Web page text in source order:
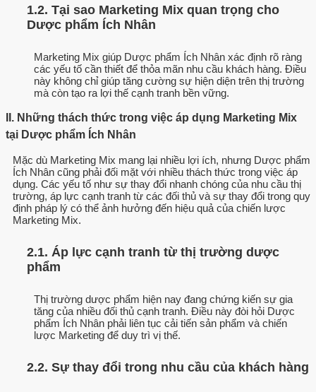
1.2. Tại sao Marketing Mix quan trọng cho
Dược phẩm Ích Nhân
Marketing Mix giúp Dược phẩm Ích Nhân xác định rõ ràng
các yếu tố cần thiết để thỏa mãn nhu cầu khách hàng. Điều
này không chỉ giúp tăng cường sự hiện diện trên thị trường
mà còn tạo ra lợi thế cạnh tranh bền vững.
II. Những thách thức trong việc áp dụng Marketing Mix
tại Dược phẩm Ích Nhân
Mặc dù Marketing Mix mang lại nhiều lợi ích, nhưng Dược phẩm
Ích Nhân cũng phải đối mặt với nhiều thách thức trong việc áp
dụng. Các yếu tố như sự thay đổi nhanh chóng của nhu cầu thị
trường, áp lực cạnh tranh từ các đối thủ và sự thay đổi trong quy
định pháp lý có thể ảnh hưởng đến hiệu quả của chiến lược
Marketing Mix.
2.1. Áp lực cạnh tranh từ thị trường dược
phẩm
Thị trường dược phẩm hiện nay đang chứng kiến sự gia
tăng của nhiều đối thủ cạnh tranh. Điều này đòi hỏi Dược
phẩm Ích Nhân phải liên tục cải tiến sản phẩm và chiến
lược Marketing để duy trì vị thế.
2.2. Sự thay đổi trong nhu cầu của khách hàng